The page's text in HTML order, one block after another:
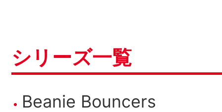
シリーズ一覧
Beanie Bouncers